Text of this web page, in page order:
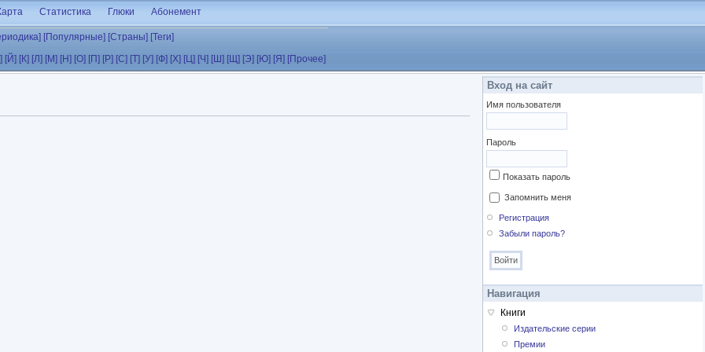
Статистика Глюки Абонемент
[Популярные] [Страны] [Теги]
[Й] [К] [Л] [М] [Н] [О] [П] [Р] [С] [Т] [У] [Ф] [Х] [Ц] [Ч] [Ш] [Щ] [Э] [Ю] [Я] [Прочее]
Вход на сайт
Имя пользователя
Пароль
Показать пароль
Запомнить меня
Регистрация
Забыли пароль?
Навигация
Книги
Издательские серии
Премии